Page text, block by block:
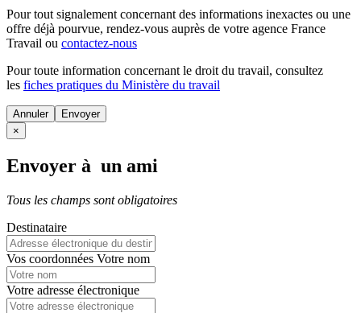
Pour tout signalement concernant des informations inexactes ou une
offre déjà pourvue, rendez-vous auprès de votre agence France
Travail ou contactez-nous
Pour toute information concernant le droit du travail, consultez
les fiches pratiques du Ministère du travail
Annuler
×
Envoyer à un ami
Tous les champs sont obligatoires
Destinataire
Vos coordonnées Votre nom
Votre adresse électronique